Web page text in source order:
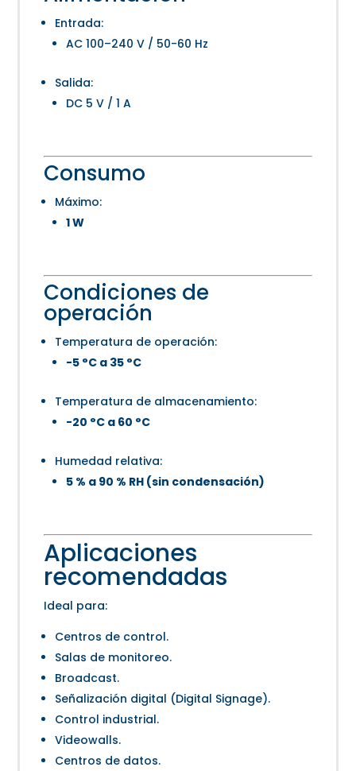
Entrada:
AC 100–240 V / 50-60 Hz
Salida:
DC 5 V / 1 A
Consumo
Máximo:
1 W
Condiciones de
operación
Temperatura de operación:
-5 °C a 35 °C
Temperatura de almacenamiento:
-20 °C a 60 °C
Humedad relativa:
5 % a 90 % RH (sin condensación)
Aplicaciones
recomendadas
Ideal para:
Centros de control.
Salas de monitoreo.
Broadcast.
Señalización digital (Digital Signage).
Control industrial.
Videowalls.
Centros de datos.